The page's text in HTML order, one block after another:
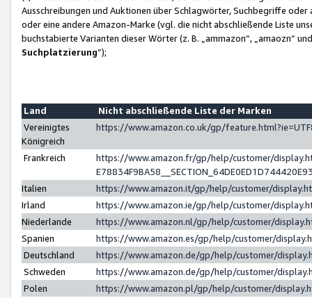
Ausschreibungen und Auktionen über Schlagwörter, Suchbegriffe
oder eine andere Amazon-Marke (vgl. die nicht abschließende Liste
buchstabierte Varianten dieser Wörter (z. B. „ammazon“, „amaozn“
Suchplatzierung”);
Land
Nicht abschließende Liste der Marken
Vereinigtes
Königreich
https://www.amazon.co.uk/gp/
Frankreich
https://www.amazon.fr/gp/help/customer/
Italien
https://www.amazon.it/gp/help/customer/
Irland
https://www.amazon.ie/gp/help/customer/
Niederlande
https://www.amazon.nl/gp/help/customer/
Spanien
https://www.amazon.es/gp/help/customer/
Deutschland
https://www.amazon.de/gp/help/customer/
Schweden
https://www.amazon.de/gp/help/customer/
Polen
https://www.amazon.pl/gp/help/customer/